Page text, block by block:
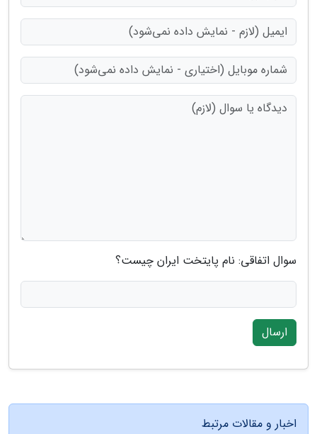
سوال اتفاقی: نام پایتخت ایران چیست؟
ارسال
اخبار و مقالات مرتبط